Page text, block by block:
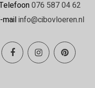
076 587 04 62
mailinfo@cibovloeren.nl